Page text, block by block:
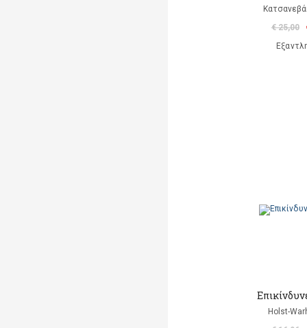
€ 25,00
Holst-